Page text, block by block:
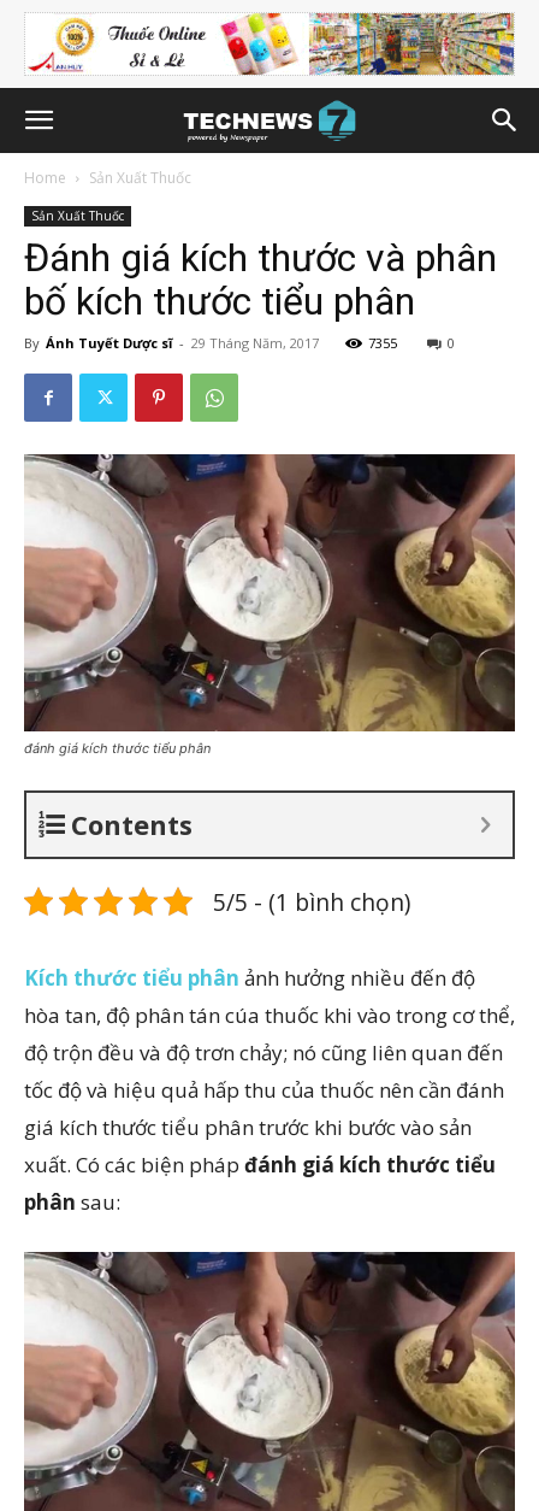
Home Sản Xuất Thuốc
Sản Xuất Thuốc
Đánh giá kích thước và phân
bố kích thước tiểu phân
By Ánh Tuyết Dược sĩ - 29 Tháng Năm, 2017 7355 0
đánh giá kích thước tiểu phân
Contents
5/5 - (1 bình chọn)
Kích thước tiểu phân ảnh hưởng nhiều đến độ
hòa tan, độ phân tán cúa thuốc khi vào trong cơ thể,
độ trộn đều và độ trơn chảy; nó cũng liên quan đến
tốc độ và hiệu quả hấp thu của thuốc nên cần đánh
giá kích thước tiểu phân trước khi bước vào sản
xuất. Có các biện pháp đánh giá kích thước tiểu
phân sau: